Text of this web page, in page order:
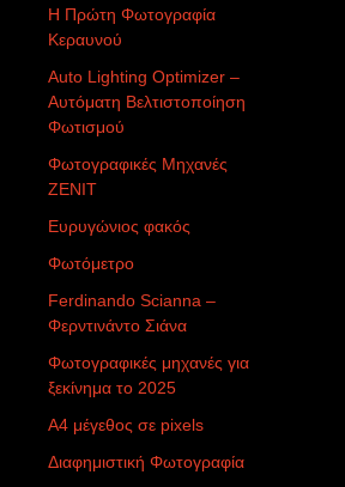
Η Πρώτη Φωτογραφία
Κεραυνού
Auto Lighting Optimizer –
Αυτόματη Βελτιστοποίηση
Φωτισμού
Φωτογραφικές Μηχανές
ZENIT
Ευρυγώνιος φακός
Φωτόμετρο
Ferdinando Scianna –
Φερντινάντο Σιάνα
Φωτογραφικές μηχανές για
ξεκίνημα το 2025
Α4 μέγεθος σε pixels
Διαφημιστική Φωτογραφία